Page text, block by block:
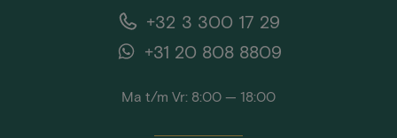
+32 3 300 17 29
+31 20 808 8809
Ma t/m Vr: 8:00 — 18:00